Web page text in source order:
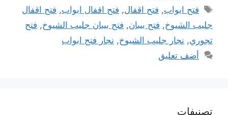
الوسوم
فتح ابواب, فتح اقفال, فتح اقفال ابواب, فتح اقفال
جليب الشيوخ, فتح بيبان, فتح بيبان جليب الشيوخ, فتح
تجوري, نجار جليب الشيوخ, نجار فتح ابواب
أضف تعليق
تصنيفات